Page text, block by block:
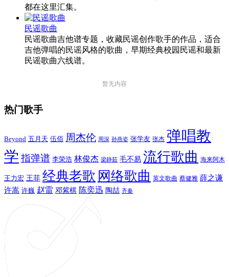
都在这里汇集。
民谣歌曲
民谣歌曲吉他谱专题，收藏民谣创作歌手的作品，适合
吉他弹唱的民谣风格的歌曲，早期经典校园民谣和最新
民谣歌曲六线谱。
暂无内容
热门歌手
Beyond 五月天 伍佰 周杰伦 周深 孙燕姿 张学友 张杰 弹唱教
学 指弹谱 李荣浩 林俊杰 梁静茹 毛不易 流行歌曲 海来阿木
王力宏 王菲 经典老歌 网络歌曲 英文歌曲 蔡健雅 薛之谦
许嵩 许巍 赵雷 邓紫棋 陈奕迅 陶喆 齐秦